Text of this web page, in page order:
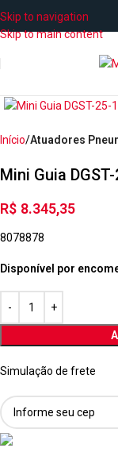
Skip to navigation
Skip to main content
Início Atuadores
Mini Guia
R$ 8.345,35
8078878
Disponível por
Simulação de frete